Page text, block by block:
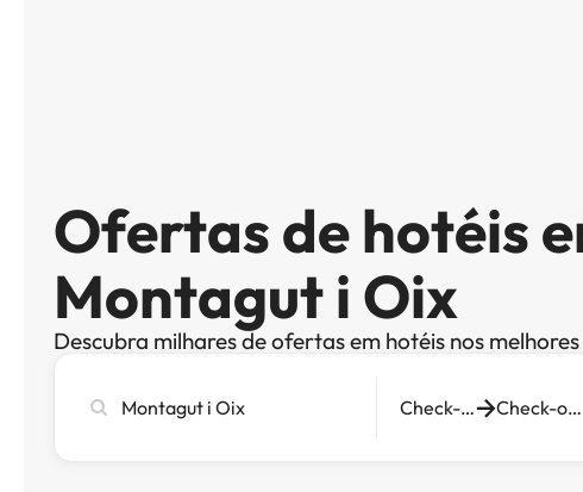
Ofertas de hotéis
Montagut i Oix
Descubra milhares de ofertas em hotéis nos
cidade,
Check-in Check-out